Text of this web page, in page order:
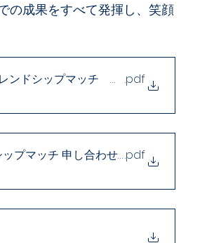
の成果をすべて発揮し、笑顔
ンドシップマッチ 組み合わせ
.pdf
プマッチ 申し合わせ事項（確定）
.pdf